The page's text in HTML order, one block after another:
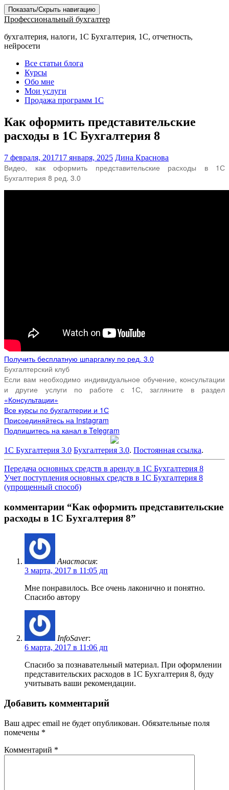
Показать/Скрыть навигацию
Профессиональный бухгалтер
бухгалтерия, налоги, 1С Бухгалтерия, 1С, отчетность,
нейросети
Все статьи блога
Курсы
Обо мне
Мои услуги
Продажа программ 1С
Как оформить представительские
расходы в 1С Бухгалтерия 8
7 февраля, 201717 января, 2025 Дина Краснова
Видео, как оформить представительские расходы в 1С
Бухгалтерия 8 ред. 3.0
Получить бесплатную шпаргалку по ред. 3.0
Бухгалтерский клуб
Если вам необходимо индивидуальное обучение, консультации
и другие услуги по работе с 1С, загляните в раздел
«Консультации»
Все курсы по бухгалтерии и 1С
Присоединяйтесь на Instagram
Подпишитесь на канал в Telegram
1С Бухгалтерия 3.0 Бухгалтерия 3.0. Постоянная ссылка.
Навигация
по
Передача основных средств в аренду в 1С Бухгалтерия 8
Учет поступления основных средств в 1С Бухгалтерия 8
(упрощенный способ)
комментарии “Как оформить представительские
расходы в 1С Бухгалтерия 8”
Анастасия:
3 марта, 2017 в 11:05 дп
Мне понравилось. Все очень лаконично и понятно.
Спасибо автору
InfoSaver:
6 марта, 2017 в 11:06 дп
Спасибо за познавательный материал. При оформлении
представительских расходов в 1С Бухгалтерия 8, буду
учитывать ваши рекомендации.
Добавить комментарий
Ваш адрес email не будет опубликован. Обязательные поля
помечены *
Комментарий *